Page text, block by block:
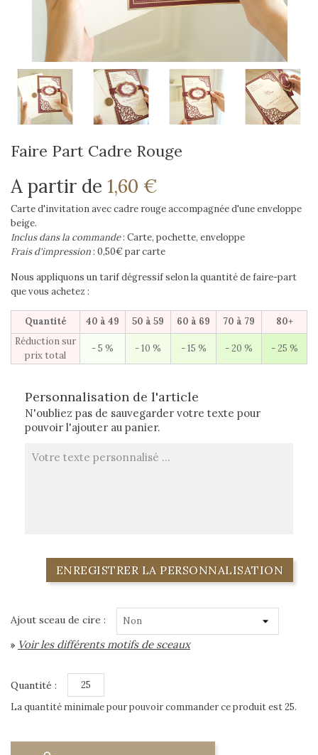
Faire Part Cadre Rouge
A partir de 1,60 €
Carte d'invitation avec cadre rouge accompagnée d'une enveloppe
beige.
Inclus dans la commande: Carte, pochette, enveloppe
Frais d'impression: 0,50€ par carte
Nous appliquons un tarif dégressif selon la quantité de faire-part
que vous achetez :
Quantité 40 à 49 50 à 59 60 à 69 70 à 79
80+
Réduction sur
prix total
- 5 % - 10 % - 15 % - 20 % - 25 %
Personnalisation de l'article
N'oubliez pas de sauvegarder votre texte pour
pouvoir l'ajouter au panier.
ENREGISTRER LA PERSONNALISATION
Ajout sceau de cire :
» Voir les différents motifs de sceaux
Quantité :
La quantité minimale pour pouvoir commander ce produit est 25.